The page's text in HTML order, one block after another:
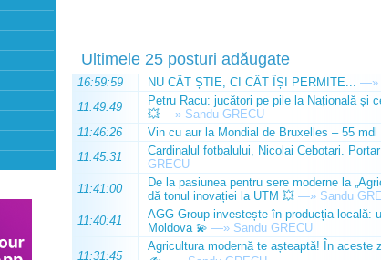
Ultimele 25 posturi adăugate
16:59:59 NU CÂT ȘTIE, CI CÂT ÎȘI PERMITE... —»
11:49:49
Petru Racu: jucători pe pile la Națională și
💥 —» Sandu GRECU
11:46:26
Vin cu aur la Mondial de Bruxelles – 55 mdl
11:45:31
Cardinalul fotbalului, Nicolai Cebotari.
GRECU
11:41:00
De la pasiunea pentru sere moderne la
dă tonul inovației la UTM 💥 —» Sandu
11:40:41
AGG Group investește în producția locală:
Moldova 💫 —» Sandu GRECU
11:31:45
Agricultura modernă te așteaptă! În aceste